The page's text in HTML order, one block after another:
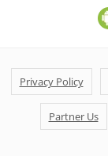
Privacy Policy
Partner Us